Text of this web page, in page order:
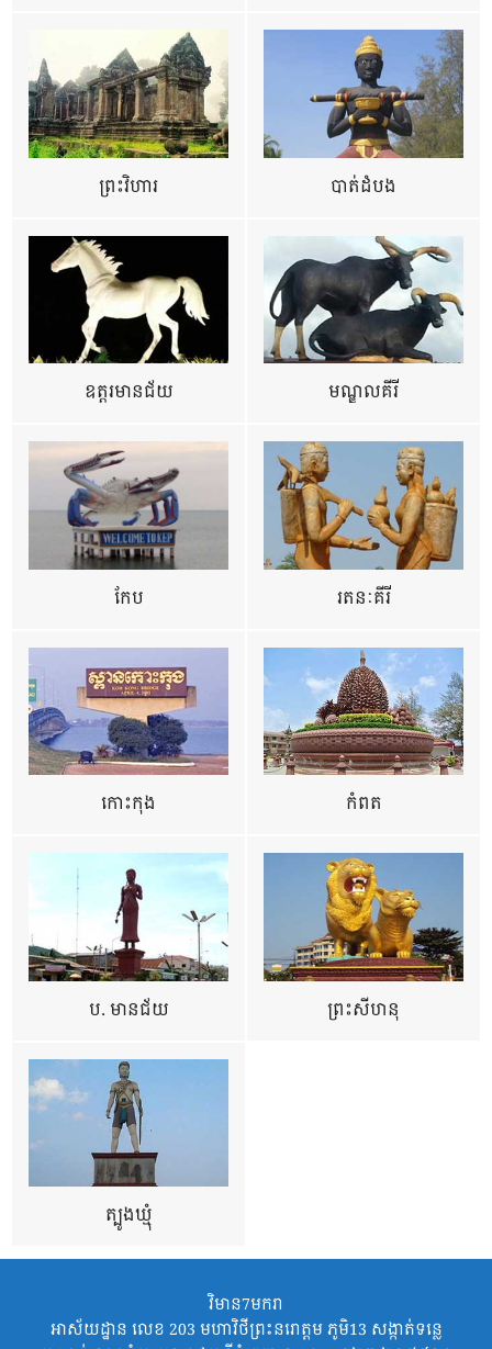
ព្រះវិហារ បាត់ដំបង
ឧត្ដរមានជ័យ មណ្ឌលគីរី
កែប រតនៈគីរី
កោះកុង កំពត
ប. មានជ័យ ព្រះសីហនុ
ត្បូងឃ្មុំ
វិមាន7មករា
អាស័យដ្ឋាន លេខ 203 មហាវិថីព្រះនរោត្តម ភូមិ13 សង្កាត់ទន្លេ